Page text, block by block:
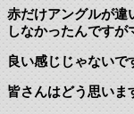
赤だけアングルが
しなかったんですが
良い感じじゃないで
皆さんはどう思いま